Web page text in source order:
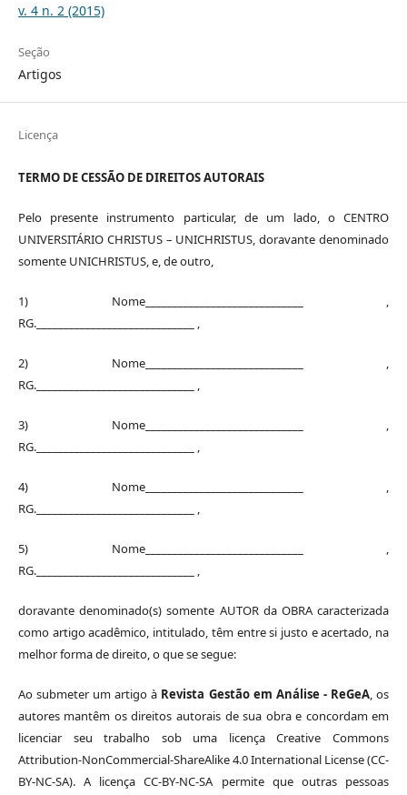
v. 4 n. 2 (2015)
Seção
Artigos
Licença
TERMO DE CESSÃO DE DIREITOS AUTORAIS
Pelo presente instrumento particular, de um lado, o CENTRO
UNIVERSITÁRIO CHRISTUS – UNICHRISTUS, doravante denominado
somente UNICHRISTUS, e, de outro,
1) Nome_____________________________ ,
RG._____________________________ ,
2) Nome_____________________________ ,
RG._____________________________ ,
3) Nome_____________________________ ,
RG._____________________________ ,
4) Nome_____________________________ ,
RG._____________________________ ,
5) Nome_____________________________ ,
RG._____________________________ ,
doravante denominado(s) somente AUTOR da OBRA caracterizada
como artigo acadêmico, intitulado, têm entre si justo e acertado, na
melhor forma de direito, o que se segue:
Ao submeter um artigo à Revista Gestão em Análise - ReGeA, os
autores mantêm os direitos autorais de sua obra e concordam em
licenciar seu trabalho sob uma licença Creative Commons
Attribution-NonCommercial-ShareAlike 4.0 International License (CC-
BY-NC-SA). A licença CC-BY-NC-SA permite que outras pessoas